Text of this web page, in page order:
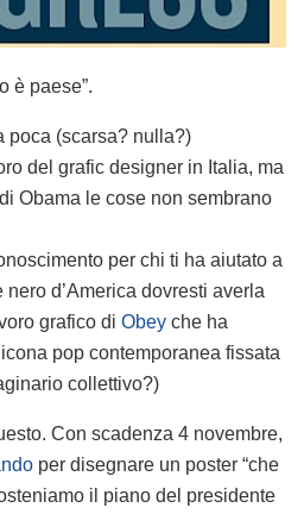
è paese”.
poca (scarsa? nulla?)
del grafic designer in Italia, ma
Obama le cose non sembrano
per chi ti ha aiutato a
d’America dovresti averla
grafico di Obey che ha
pop contemporanea fissata
collettivo?)
Con scadenza 4 novembre,
per disegnare un poster “che
il piano del presidente